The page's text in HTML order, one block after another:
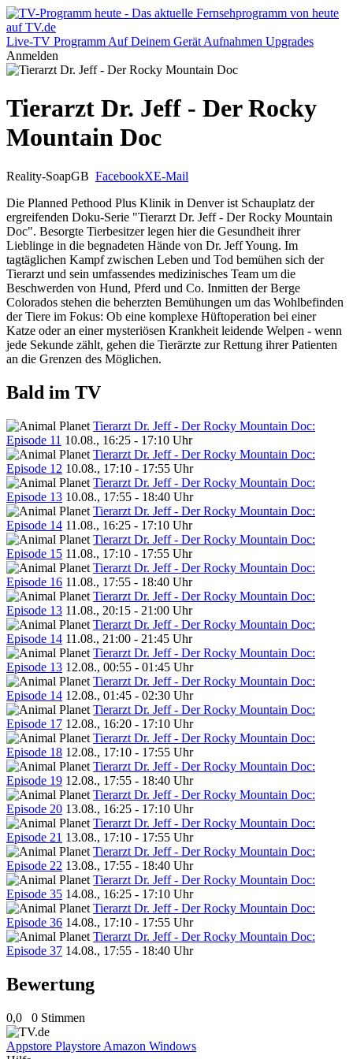
Live-TV Programm Auf Deinem Gerät Aufnahmen Upgrades
Anmelden
Tierarzt Dr. Jeff - Der Rocky
Mountain Doc
Reality-SoapGB FacebookXE-Mail
Die Planned Pethood Plus Klinik in Denver ist Schauplatz der
ergreifenden Doku-Serie "Tierarzt Dr. Jeff - Der Rocky Mountain
Doc". Besorgte Tierbesitzer legen hier die Gesundheit ihrer
Lieblinge in die begnadeten Hände von Dr. Jeff Young. Im
tagtäglichen Kampf zwischen Leben und Tod bemühen sich der
Tierarzt und sein umfassendes medizinisches Team um die
Beschwerden von Hund, Pferd und Co. Inmitten der Berge
Colorados stehen die beherzten Bemühungen um das Wohlbefinden
der Tiere im Fokus: Ob eine komplexe Hüftoperation bei einer
Katze oder an einer mysteriösen Krankheit leidende Welpen - wenn
jede Sekunde zählt, gehen die Tierärzte zur Rettung ihrer Patienten
an die Grenzen des Möglichen.
Bald im TV
Tierarzt Dr. Jeff - Der Rocky Mountain Doc:
Episode 11 10.08., 16:25 - 17:10 Uhr
Tierarzt Dr. Jeff - Der Rocky Mountain Doc:
Episode 12 10.08., 17:10 - 17:55 Uhr
Tierarzt Dr. Jeff - Der Rocky Mountain Doc:
Episode 13 10.08., 17:55 - 18:40 Uhr
Tierarzt Dr. Jeff - Der Rocky Mountain Doc:
Episode 14 11.08., 16:25 - 17:10 Uhr
Tierarzt Dr. Jeff - Der Rocky Mountain Doc:
Episode 15 11.08., 17:10 - 17:55 Uhr
Tierarzt Dr. Jeff - Der Rocky Mountain Doc:
Episode 16 11.08., 17:55 - 18:40 Uhr
Tierarzt Dr. Jeff - Der Rocky Mountain Doc:
Episode 13 11.08., 20:15 - 21:00 Uhr
Tierarzt Dr. Jeff - Der Rocky Mountain Doc:
Episode 14 11.08., 21:00 - 21:45 Uhr
Tierarzt Dr. Jeff - Der Rocky Mountain Doc:
Episode 13 12.08., 00:55 - 01:45 Uhr
Tierarzt Dr. Jeff - Der Rocky Mountain Doc:
Episode 14 12.08., 01:45 - 02:30 Uhr
Tierarzt Dr. Jeff - Der Rocky Mountain Doc:
Episode 17 12.08., 16:20 - 17:10 Uhr
Tierarzt Dr. Jeff - Der Rocky Mountain Doc:
Episode 18 12.08., 17:10 - 17:55 Uhr
Tierarzt Dr. Jeff - Der Rocky Mountain Doc:
Episode 19 12.08., 17:55 - 18:40 Uhr
Tierarzt Dr. Jeff - Der Rocky Mountain Doc:
Episode 20 13.08., 16:25 - 17:10 Uhr
Tierarzt Dr. Jeff - Der Rocky Mountain Doc:
Episode 21 13.08., 17:10 - 17:55 Uhr
Tierarzt Dr. Jeff - Der Rocky Mountain Doc:
Episode 22 13.08., 17:55 - 18:40 Uhr
Tierarzt Dr. Jeff - Der Rocky Mountain Doc:
Episode 35 14.08., 16:25 - 17:10 Uhr
Tierarzt Dr. Jeff - Der Rocky Mountain Doc:
Episode 36 14.08., 17:10 - 17:55 Uhr
Tierarzt Dr. Jeff - Der Rocky Mountain Doc:
Episode 37 14.08., 17:55 - 18:40 Uhr
Bewertung
0,0 0 Stimmen
Appstore Playstore Amazon Windows